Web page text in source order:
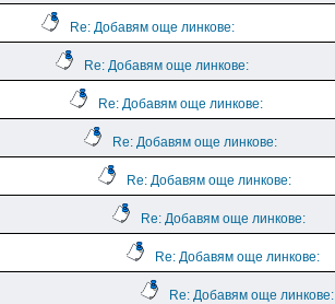
Re: Добавям още линкове:
Re: Добавям още линкове:
Re: Добавям още линкове:
Re: Добавям още линкове:
Re: Добавям още линкове:
Re: Добавям още линкове:
Re: Добавям още линкове:
Re: Добавям още линкове: